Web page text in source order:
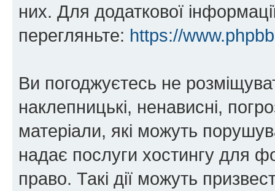
них. Для додаткової
перегляньте: https://
Ви погоджуєтесь не
наклепницькі, ненависні,
матеріали, які можуть
надає послуги хостингу для
право. Такі дії можуть